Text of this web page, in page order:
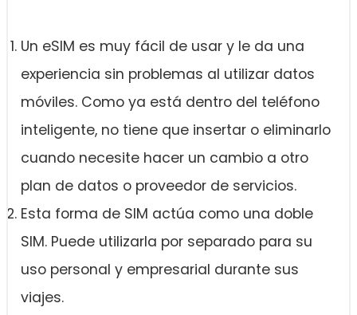
Un eSIM es muy fácil de usar y le da una
experiencia sin problemas al utilizar datos
móviles. Como ya está dentro del teléfono
inteligente, no tiene que insertar o eliminarlo
cuando necesite hacer un cambio a otro
plan de datos o proveedor de servicios.
Esta forma de SIM actúa como una doble
SIM. Puede utilizarla por separado para su
uso personal y empresarial durante sus
viajes.